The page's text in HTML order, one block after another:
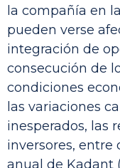
la compañía en
pueden verse
integración de
consecución de
condiciones
las variaciones
inesperados, las
inversores, entre
anual de Kadant